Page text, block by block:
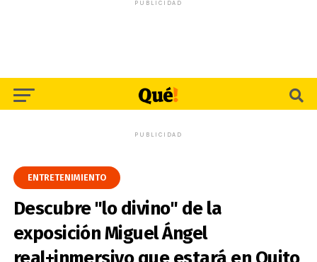
PUBLICIDAD
PUBLICIDAD
ENTRETENIMIENTO
Descubre "lo divino" de la
exposición Miguel Ángel